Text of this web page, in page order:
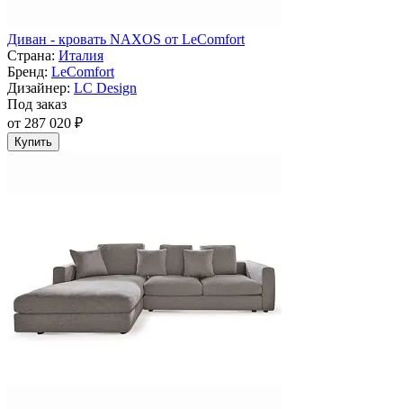
Диван - кровать NAXOS от LeComfort
Страна: Италия
Бренд: LeComfort
Дизайнер: LC Design
Под заказ
от 287 020 ₽
Купить